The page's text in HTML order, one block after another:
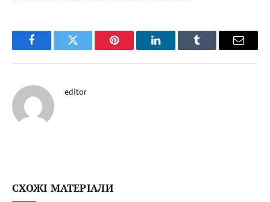
FacebookTwitter Pinterest LinkedInTumblr Email
editor
СХОЖІ МАТЕРІАЛИ